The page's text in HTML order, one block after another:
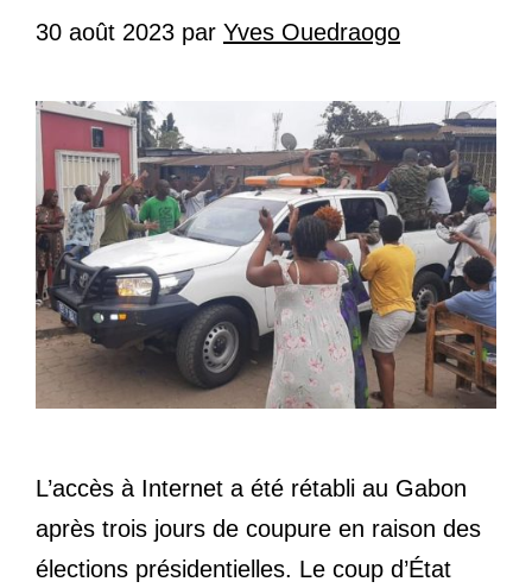
30 août 2023 par Yves Ouedraogo
L’accès à Internet a été rétabli au Gabon
après trois jours de coupure en raison des
élections présidentielles. Le coup d’État